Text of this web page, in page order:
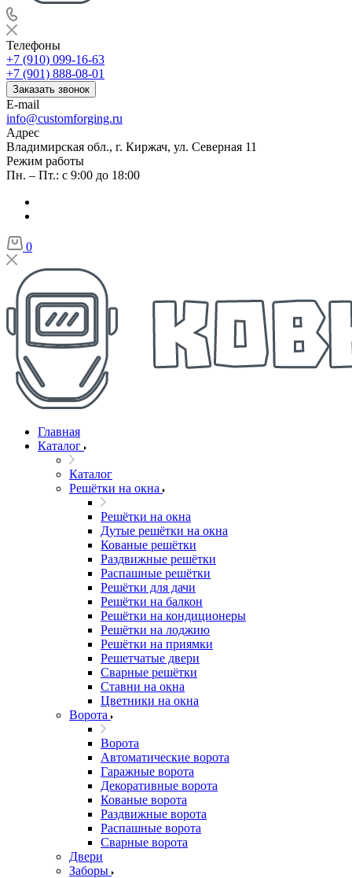
Телефоны
+7 (910) 099-16-63
+7 (901) 888-08-01
Заказать звонок
E-mail
info@customforging.ru
Адрес
Владимирская обл., г. Киржач, ул. Северная 11
Режим работы
Пн. – Пт.: с 9:00 до 18:00
0
Главная
Каталог
Каталог
Решётки на окна
Решётки на окна
Дутые решётки на окна
Кованые решётки
Раздвижные решётки
Распашные решётки
Решётки для дачи
Решётки на балкон
Решётки на кондиционеры
Решётки на лоджию
Решётки на приямки
Решетчатые двери
Сварные решётки
Ставни на окна
Цветники на окна
Ворота
Ворота
Автоматические ворота
Гаражные ворота
Декоративные ворота
Кованые ворота
Раздвижные ворота
Распашные ворота
Сварные ворота
Двери
Заборы